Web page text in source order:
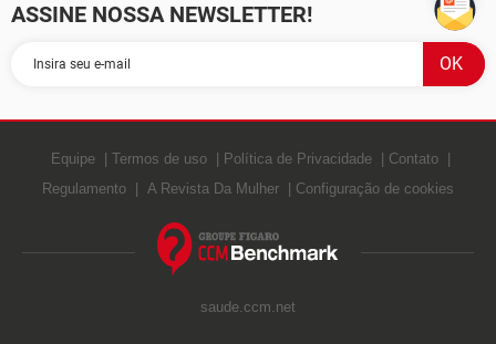
ASSINE NOSSA NEWSLETTER!
Equipe Termos de uso Política de Privacidade
Contato
Regulamento
A Revista Da Mulher Configuração de cookies
saude.ccm.net